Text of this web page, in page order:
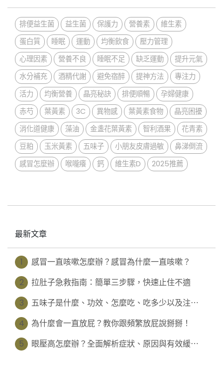
排便益生菌 益生菌 保護力 營養素
維生素
蛋白質
睡眠 運動 均衡飲食
壓力管理
心理因素
營養不良 睡眠不足 缺乏運動
提升元氣
水分補充
酒精代謝 避免宿醉 提神方法
專注力
活力
均衡營養 晶亮秘訣 排便順暢
孕婦健康
赤芍
葉黃素 3C 異物感 葉黃素食物
晶亮困擾
消化道健康
藻油 金盞花葉黃素 智利酒果
花青素
豆粕
玉米黃素 五味子 小朋友皮膚過敏
鼻涕倒流
感冒怎麼辦
喉嚨癢 鈣 維生素D 2025推薦
最新文章
1
感冒一直咳嗽怎麼辦？感冒為什麼一直咳嗽？
2
拉肚子急救指南：簡單三步驟，快速止住不適
3
五味子是什麼、功效、怎麼吃、吃多少以及注⋯
4
為什麼會一直放屁？教你跟頻繁放屁說掰掰！
5
眼壓高怎麼辦？全面解析症狀、原因與有效緩⋯